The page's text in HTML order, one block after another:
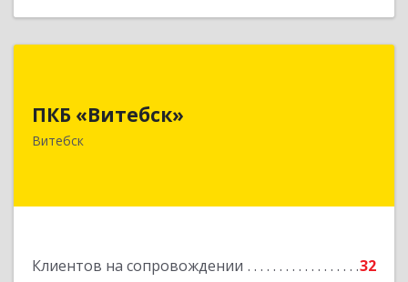
ПКБ «Витебск»
Витебск
Клиентов на сопровождении
32
Республика Беларусь, 210026, г. Витебск, ул.